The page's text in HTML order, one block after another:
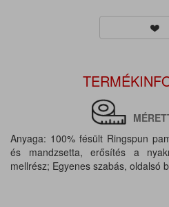
Anyaga: 100% fésült Ringspun
és mandzsetta, erősítés a
mellrész; Egyenes szabás, oldalsó